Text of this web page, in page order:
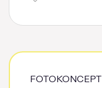
FOTOKONCEPT